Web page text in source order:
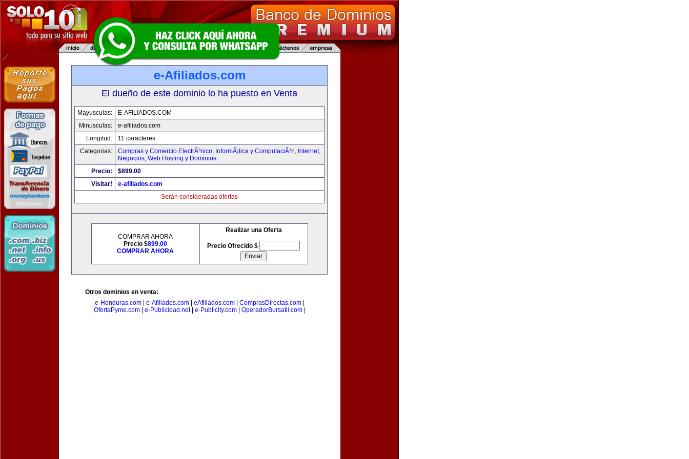
e-Afiliados.com
El dueño de este dominio lo ha puesto en Venta
Mayusculas:
E-AFILIADOS.COM
Minusculas:
e-afiliados.com
Longitud:
11 caracteres
Categorias:
Compras y Comercio ElectrÃ³nico, InformÃ¡tica y ComputaciÃ³n, Internet,
Negocios, Web Hosting y Dominios
Precio:
$899.00
Visitar!
e-afiliados.com
Serán consideradas ofertas
COMPRAR AHORA
Precio $899.00
COMPRAR AHORA
Realizar una Oferta
Precio Ofrecido $
Otros dominios en venta:
e-Honduras.com| e-Afiliados.com| eAfiliados.com| ComprasDirectas.com|
OfertaPyme.com| e-Publicidad.net| e-Publicity.com| OperadorBursatil.com|